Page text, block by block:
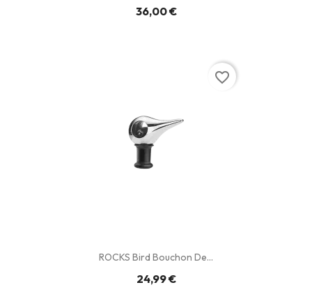
36,00 €
ROCKS Bird Bouchon De...
24,99 €
favorite_border